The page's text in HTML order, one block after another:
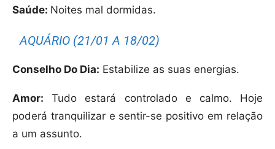
Saúde: Noites mal dormidas.
AQUÁRIO (21/01 A 18/02)
Conselho Do Dia: Estabilize as suas energias.
Amor: Tudo estará controlado e calmo. Hoje
poderá tranquilizar e sentir-se positivo em relação
a um assunto.